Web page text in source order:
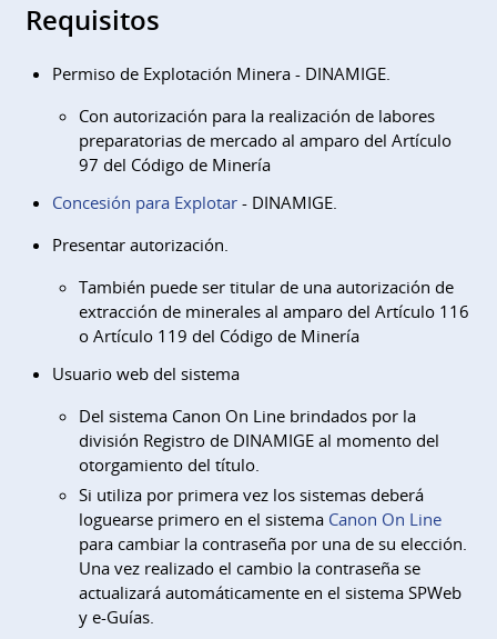
Requisitos
Permiso de Explotación Minera - DINAMIGE.
Con autorización para la realización de labores
preparatorias de mercado al amparo del Artículo
97 del Código de Minería
Concesión para Explotar- DINAMIGE.
Presentar autorización.
También puede ser titular de una autorización de
extracción de minerales al amparo del Artículo 116
o Artículo 119 del Código de Minería
Usuario web del sistema
Del sistema Canon On Line brindados por la
división Registro de DINAMIGE al momento del
otorgamiento del título.
Si utiliza por primera vez los sistemas deberá
loguearse primero en el sistema Canon On Line
para cambiar la contraseña por una de su elección.
Una vez realizado el cambio la contraseña se
actualizará automáticamente en el sistema SPWeb
y e-Guías.